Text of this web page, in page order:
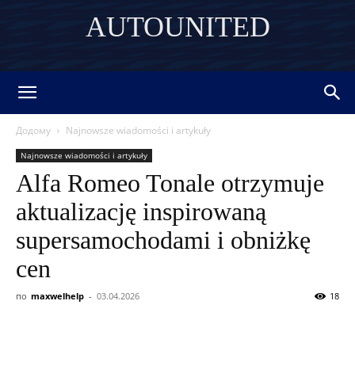
AUTOUNITED
Додому Najnowsze wiadomości i artykuły
Najnowsze wiadomości i artykuły
Alfa Romeo Tonale otrzymuje
aktualizację inspirowaną
supersamochodami i obniżkę
cen
по maxwelhelp - 03.04.2026 18